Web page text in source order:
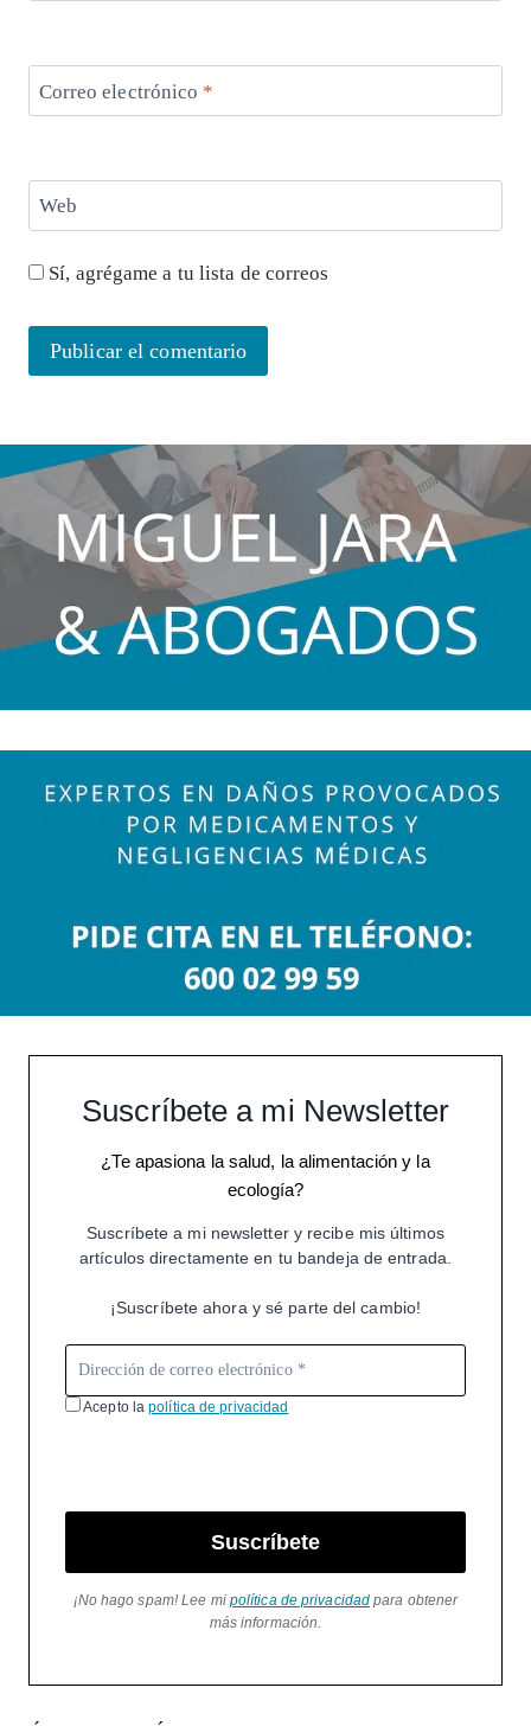
Correo electrónico *
Web
Sí, agrégame a tu lista de correos
Suscríbete a mi Newsletter
¿Te apasiona la salud, la alimentación y la
ecología?
Suscríbete a mi newsletter y recibe mis últimos
artículos directamente en tu bandeja de entrada.
¡Suscríbete ahora y sé parte del cambio!
Acepto lapolítica de privacidad
Suscríbete
¡No hago spam! Lee mi política de privacidad para obtener
más información.